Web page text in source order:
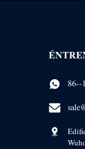
86--